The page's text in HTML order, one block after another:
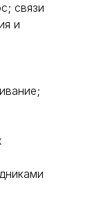
связи
и